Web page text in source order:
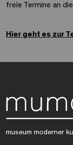
freie Termine an
Hier geht es zur
museum moderner